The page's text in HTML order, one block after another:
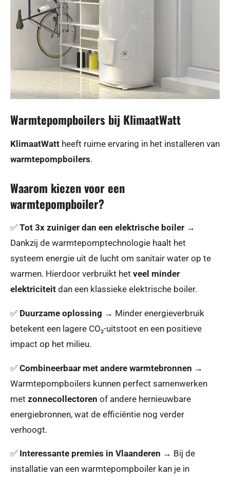
Warmtepompboilers bij KlimaatWatt
KlimaatWatt heeft ruime ervaring in het installeren van
warmtepompboilers.
Waarom kiezen voor een
warmtepompboiler?
✅ Tot 3x zuiniger dan een elektrische boiler →
Dankzij de warmtepomptechnologie haalt het
systeem energie uit de lucht om sanitair water op te
warmen. Hierdoor verbruikt het veel minder
elektriciteit dan een klassieke elektrische boiler.
✅ Duurzame oplossing → Minder energieverbruik
betekent een lagere CO₂-uitstoot en een positieve
impact op het milieu.
✅ Combineerbaar met andere warmtebronnen →
Warmtepompboilers kunnen perfect samenwerken
met zonnecollectoren of andere hernieuwbare
energiebronnen, wat de efficiëntie nog verder
verhoogt.
✅ Interessante premies in Vlaanderen → Bij de
installatie van een warmtepompboiler kan je in